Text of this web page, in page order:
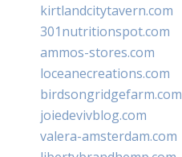
kirtlandcitytavern.com
301nutritionspot.com
ammos-stores.com
loceanecreations.com
birdsongridgefarm.com
joiedevivblog.com
valera-amsterdam.com